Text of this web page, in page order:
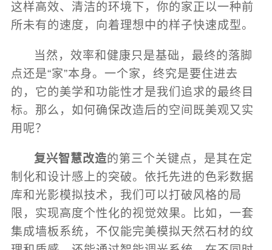
这样高效、清洁的环境下，你的家正以一种前
所未有的速度，向着理想中的样子快速成型。
当然，效率和健康只是基础，最终的落脚
点还是“家”本身。一个家，终究是要住进去
的，它的美学和功能性才是我们追求的最终目
标。那么，如何确保改造后的空间既美观又实
用呢？
复兴智慧改造的第三个关键点，是其在定
制化和设计感上的突破。依托先进的色彩数据
库和光影模拟技术，我们可以打破风格的局
限，实现高度个性化的视觉效果。比如，一套
集成墙板系统，不仅能完美模拟天然石材的纹